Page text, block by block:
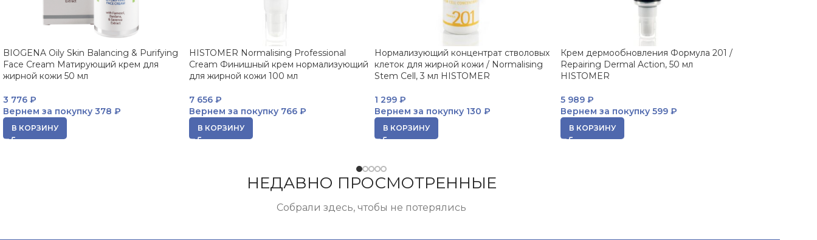
BIOGENA Oily Skin Balancing & Purifying
Face Cream Матирующий крем для
жирной кожи 50 мл
3 776 ₽
Вернем за покупку 378 ₽
В КОРЗИНУ
HISTOMER Normalising Professional
Cream Финишный крем нормализующий
для жирной кожи 100 мл
7 656 ₽
Вернем за покупку766 ₽
В КОРЗИНУ
Нормализующий концентрат стволовых
клеток для жирной кожи / Normalising
Stem Cell, 3 мл HISTOMER
1 299 ₽
Вернем за покупку 130 ₽
В КОРЗИНУ
Крем дермообновления Формула 201 /
Repairing Dermal Action, 50 мл
HISTOMER
5 989 ₽
Вернем за покупку599 ₽
В КОРЗИНУ
НЕДАВНО ПРОСМОТРЕННЫЕ
Собрали здесь, чтобы не потерялись